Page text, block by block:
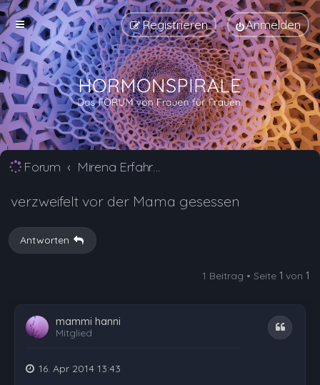
Anmelden
Registrieren
Forum Mirena Erfahrungsberichte und Nebenwirkungen
verzweifelt vor der Mama gesessen
Antworten
1 Beitrag • Seite 1 von 1
mammi hanni
Mitglied
Zitat
16. Apr 2014 13:43